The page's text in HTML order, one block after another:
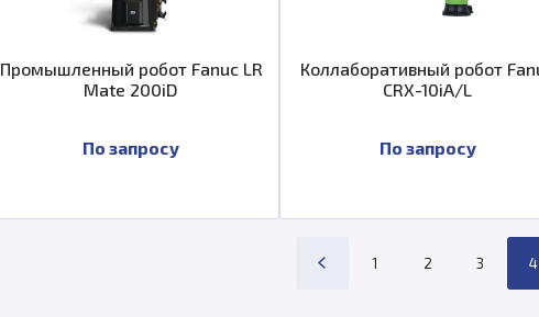
Промышленный робот Fanuc LR
Mate 200iD
По запросу
Коллаборативный робот
CRX-10iA/L
По запросу
1 2 3 4